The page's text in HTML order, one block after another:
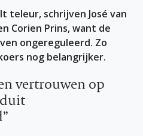
teleur, schrijven José van
Corien Prins, want de
ongereguleerd. Zo
nog belangrijker.
vertrouwen op